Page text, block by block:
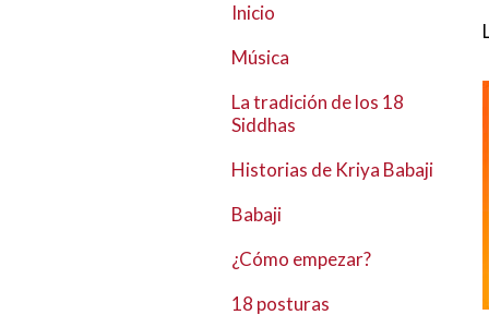
Inicio
Música
La tradición de los 18
Siddhas
Historias de Kriya Babaji
Babaji
¿Cómo empezar?
18 posturas